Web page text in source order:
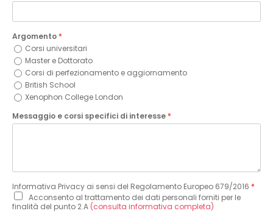
Argomento *
Corsi universitari
Master e Dottorato
Corsi di perfezionamento e aggiornamento
British School
Xenophon College London
Messaggio e corsi specifici di interesse *
Informativa Privacy ai sensi del Regolamento Europeo 679/2016 *
Acconsento al trattamento dei dati personali forniti per le
finalità del punto 2.A (consulta informativa completa)